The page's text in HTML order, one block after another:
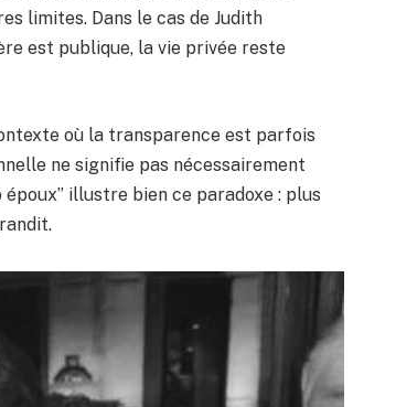
limites. Dans le cas de Judith
est publique, la vie privée reste
où la transparence est parfois
ne signifie pas nécessairement
illustre bien ce paradoxe : plus